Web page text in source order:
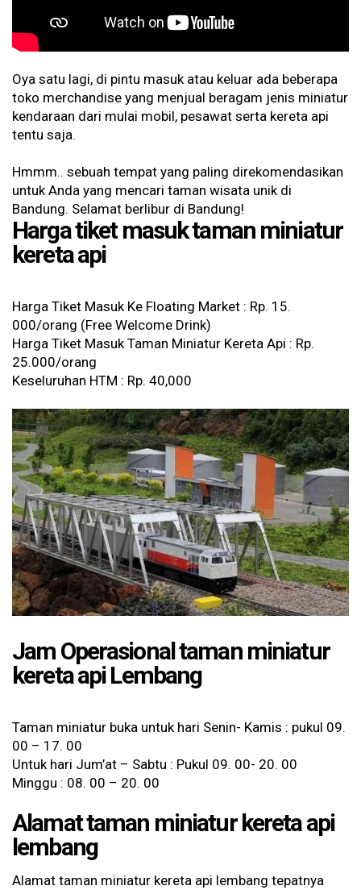
Oya satu lagi, di pintu masuk atau keluar ada beberapa
toko merchandise yang menjual beragam jenis miniatur
kendaraan dari mulai mobil, pesawat serta kereta api
tentu saja.
Hmmm.. sebuah tempat yang paling direkomendasikan
untuk Anda yang mencari taman wisata unik di
Bandung. Selamat berlibur di Bandung!
Harga tiket masuk taman miniatur
kereta api
Harga Tiket Masuk Ke Floating Market : Rp. 15.
000/orang (Free Welcome Drink)
Harga Tiket Masuk Taman Miniatur Kereta Api : Rp.
25.000/orang
Keseluruhan HTM : Rp. 40,000
Jam Operasional taman miniatur
kereta api Lembang
Taman miniatur buka untuk hari Senin- Kamis : pukul 09.
00 – 17. 00
Untuk hari Jum’at – Sabtu : Pukul 09. 00- 20. 00
Minggu : 08. 00 – 20. 00
Alamat taman miniatur kereta api
lembang
Alamat taman miniatur kereta api lembang tepatnya